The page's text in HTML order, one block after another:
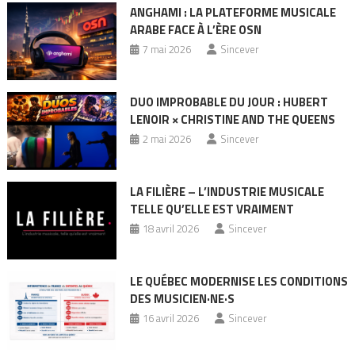
ANGHAMI : LA PLATEFORME MUSICALE
ARABE FACE À L’ÈRE OSN
7 mai 2026 Sincever
DUO IMPROBABLE DU JOUR : HUBERT
LENOIR × CHRISTINE AND THE QUEENS
2 mai 2026 Sincever
LA FILIÈRE – L’INDUSTRIE MUSICALE
TELLE QU’ELLE EST VRAIMENT
18 avril 2026 Sincever
LE QUÉBEC MODERNISE LES CONDITIONS
DES MUSICIEN·NE·S
16 avril 2026 Sincever